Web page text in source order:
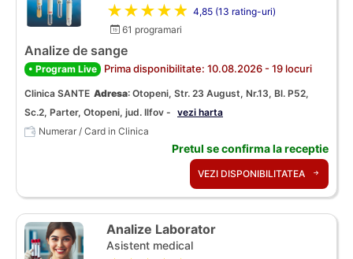
★★★★★ 4,85 (13 rating-uri)
61 programari
Analize de sange
• Program Live Prima disponibilitate: 10.08.2026 - 19 locuri
Clinica SANTE Adresa: Otopeni, Str. 23 August, Nr.13, Bl. P52,
Sc.2, Parter, Otopeni, jud. Ilfov - vezi harta
Numerar / Card in Clinica
Pretul se confirma la receptie
VEZI DISPONIBILITATEA
Analize Laborator
Asistent medical